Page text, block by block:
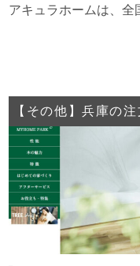
アキュラホームは、全
【その他】兵庫の